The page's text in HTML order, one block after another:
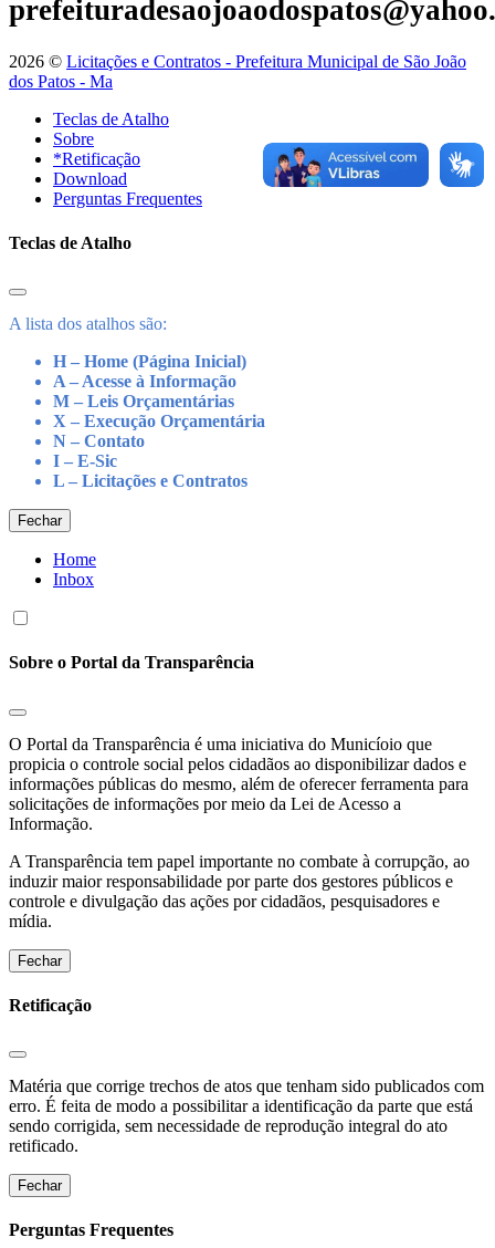
2026 © Licitações e Contratos - Prefeitura Municipal de São João
dos Patos - Ma
Teclas de Atalho
Sobre
*Retificação
Download
Perguntas Frequentes
Teclas de Atalho
A lista dos atalhos são:
H – Home (Página Inicial)
A – Acesse à Informação
M – Leis Orçamentárias
X – Execução Orçamentária
N – Contato
I – E-Sic
L – Licitações e Contratos
Fechar
Home
Inbox
Sobre o Portal da Transparência
O Portal da Transparência é uma iniciativa do Municíoio que
propicia o controle social pelos cidadãos ao disponibilizar dados e
informações públicas do mesmo, além de oferecer ferramenta para
solicitações de informações por meio da Lei de Acesso a
Informação.
A Transparência tem papel importante no combate à corrupção, ao
induzir maior responsabilidade por parte dos gestores públicos e
controle e divulgação das ações por cidadãos, pesquisadores e
mídia.
Fechar
Retificação
Matéria que corrige trechos de atos que tenham sido publicados com
erro. É feita de modo a possibilitar a identificação da parte que está
sendo corrigida, sem necessidade de reprodução integral do ato
retificado.
Fechar
Perguntas Frequentes